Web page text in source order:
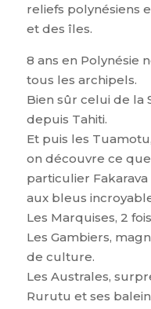
reliefs polynésiens
et des îles.
8 ans en Polynésie
tous les archipels.
Bien sûr celui de la
depuis Tahiti.
Et puis les
on découvre ce
particulier
aux bleus
Les Marquises, 2
Les Gambiers,
de culture.
Les Australes,
Rurutu et ses